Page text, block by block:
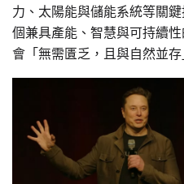
力、太陽能與儲能系統等關
個兼具產能、智慧與可持續
會「無需匱乏，且與自然並存